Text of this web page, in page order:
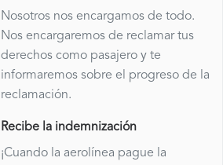
Nosotros nos encargamos de todo.
Nos encargaremos de reclamar tus
derechos como pasajero y te
informaremos sobre el progreso de la
reclamación.
Recibe la indemnización
¡Cuando la aerolínea pague la